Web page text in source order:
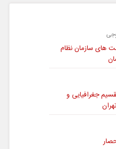
های سازمان نظام
جغرافیایی و